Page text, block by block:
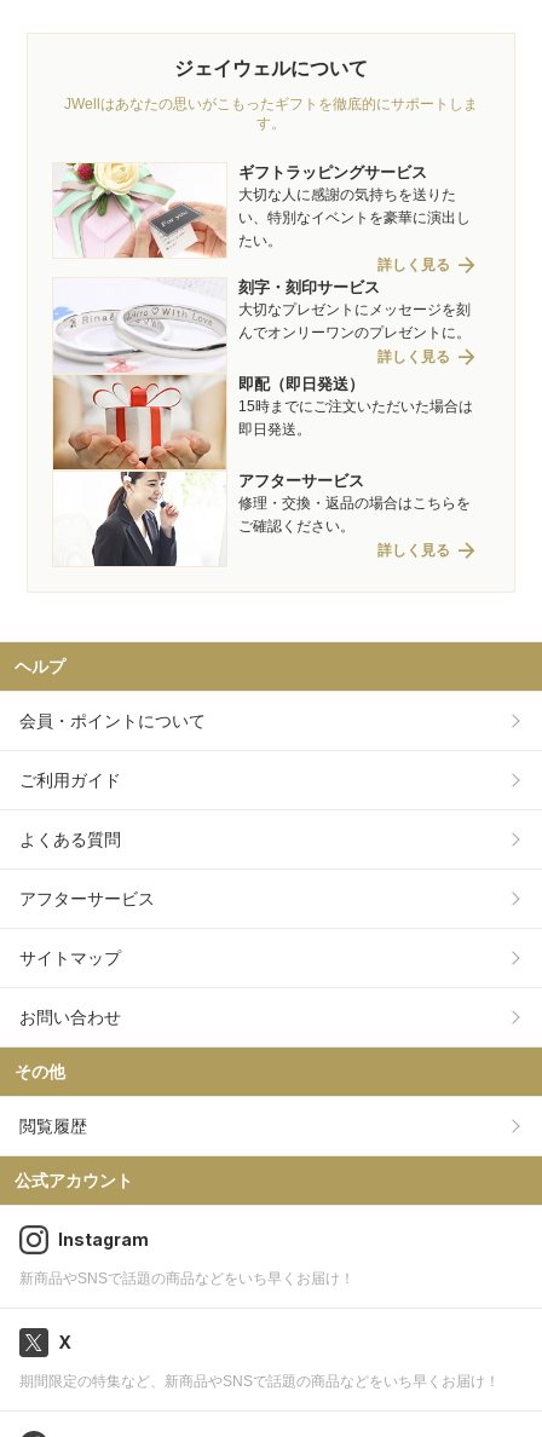
ジェイウェルについて
JWellはあなたの思いがこもったギフトを徹底的にサポートしま
す。
ギフトラッピングサービス
大切な人に感謝の気持ちを送りた
い、特別なイベントを豪華に演出し
たい。
詳しく見る arrow_forward
刻字・刻印サービス
大切なプレゼントにメッセージを刻
んでオンリーワンのプレゼントに。
詳しく見る arrow_forward
即配（即日発送）
15時までにご注文いただいた場合は
即日発送。
アフターサービス
修理・交換・返品の場合はこちらを
ご確認ください。
詳しく見る arrow_forward
ヘルプ
会員・ポイントについて
ご利用ガイド
よくある質問
アフターサービス
サイトマップ
お問い合わせ
その他
閲覧履歴
公式アカウント
Instagram
新商品やSNSで話題の商品などをいち早くお届け！
X
期間限定の特集など、新商品やSNSで話題の商品などをいち早くお届け！